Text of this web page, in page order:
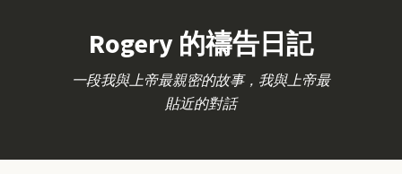
Rogery 的禱告日記
一段我與上帝最親密的故事，我與上帝最
貼近的對話